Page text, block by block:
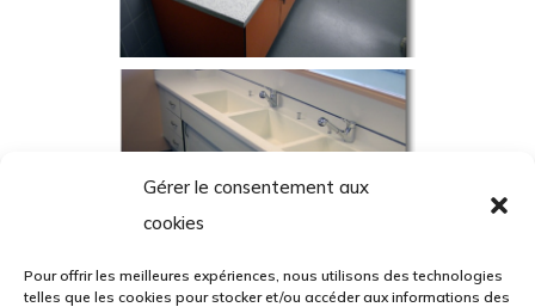
Gérer le consentement aux
cookies
Pour offrir les meilleures expériences, nous utilisons des technologies
telles que les cookies pour stocker et/ou accéder aux informations des